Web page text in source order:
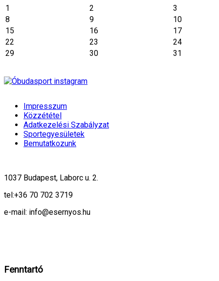
1
2
3
8
9
10
15
16
17
22
23
24
29
30 31
Impresszum
Közzététel
Adatkezelési Szabályzat
Sportegyesületek
Bemutatkozunk
1037 Budapest, Laborc u. 2.
tel:+36 70 702 3719
e-mail: info@esernyos.hu
Fenntartó